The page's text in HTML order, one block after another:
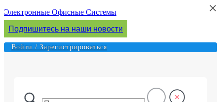
Перейти
к
содержимому
Электронные Офисные Системы
Подпишитесь на наши новости
Войти / Зарегистрироваться
×
×